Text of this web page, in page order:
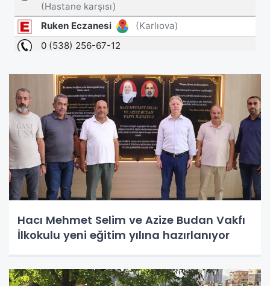
Hacı Mehmet Selim ve Azize Budan Vakfı
İlkokulu yeni eğitim yılına hazırlanıyor